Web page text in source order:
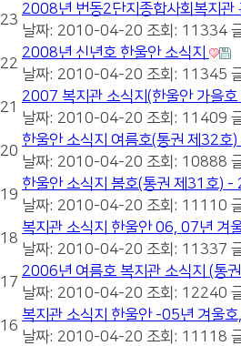
23
2008년 번동2단지종합사회복지관
날짜: 2010-04-20 조회: 11334
22
2008년 신년호 한울안 소식지
날짜: 2010-04-20 조회: 11345
21
2007 복지관 소식지(한울안 가을
날짜: 2010-04-20 조회: 11409
20
한울안 소식지 여름호(통권 제32
날짜: 2010-04-20 조회: 10888
19
한울안 소식지 봄호(통권 제31호) -
날짜: 2010-04-20 조회: 11110
18
복지관 소식지 한울안 06, 07년 겨
날짜: 2010-04-20 조회: 11337
17
2006년 여름호 복지관 소식지 (통
날짜: 2010-04-20 조회: 12240
16
복지관 소식지 한울안 -05년 겨울
날짜: 2010-04-20 조회: 11118